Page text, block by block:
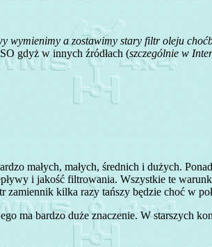
wymienimy a zostawimy stary filtr oleju
gdyż w innych źródłach (szczególnie w
małych, małych, średnich i dużych.
i jakość filtrowania. Wszystkie te
kilka razy tańszy będzie choć w
ma bardzo duże znaczenie. W starszych